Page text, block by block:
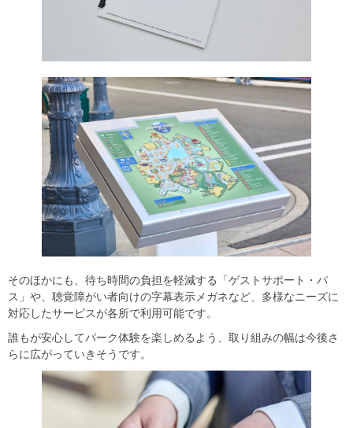
そのほかにも、待ち時間の負担を軽減する「ゲストサポート・パ
ス」や、聴覚障がい者向けの字幕表示メガネなど、多様なニーズに
対応したサービスが各所で利用可能です。
誰もが安心してパーク体験を楽しめるよう、取り組みの幅は今後さ
らに広がっていきそうです。